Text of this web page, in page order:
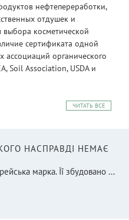
нефтепереработки,
отдушек и
выбора косметической
сертификата одной
органического
Soil Association, USDA и
ЧИТАТЬ ВСЕ
НАСПРАВДІ НЕМАЄ
марка. Її збудовано ...